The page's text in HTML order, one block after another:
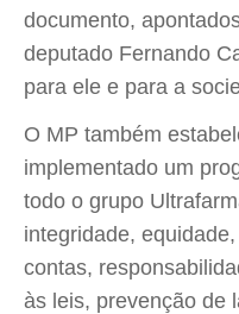
documento,
deputado Fernando
para ele e para a
O MP também
implementado um
todo o grupo
integridade,
contas,
às leis, prevenção de